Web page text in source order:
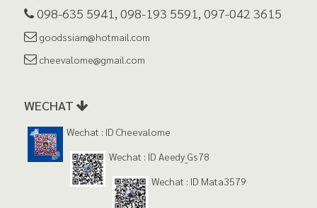
098-635 5941, 098-193 5591, 097-042 3615
goodssiam@hotmail.com
cheevalome@gmail.com
WECHAT
Wechat : ID Cheevalome
Wechat : ID Aeedy_Gs78
Wechat : ID Mata3579